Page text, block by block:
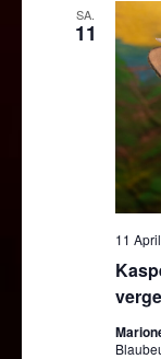
SA.
11
11